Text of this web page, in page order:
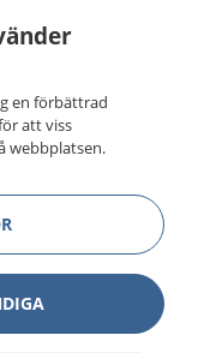
en förbättrad
att viss
webbplatsen.